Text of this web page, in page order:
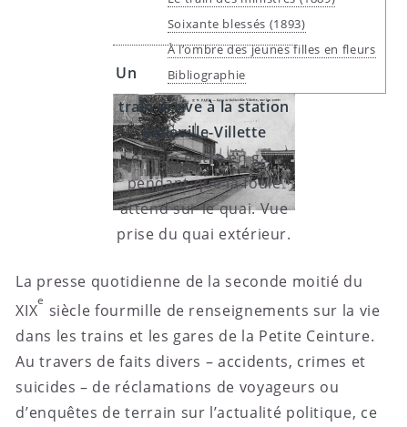
Soixante blessés (1893)
À l’ombre des jeunes filles en fleurs
Bibliographie
Un
train arrive à la station
Belleville-Villette
Le train entre en gare
pendant que la foule
attend sur le quai. Vue
prise du quai extérieur.
La presse quotidienne de la seconde moitié du
XIX
e
siècle fourmille de renseignements sur la vie
dans les trains et les gares de la Petite Ceinture.
Au travers de faits divers – accidents, crimes et
suicides – de réclamations de voyageurs ou
d’enquêtes de terrain sur l’actualité politique, ce